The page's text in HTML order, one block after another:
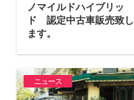
ノマイルドハイブリッ
ド 認定中古車販売致し
ます。
ニュース